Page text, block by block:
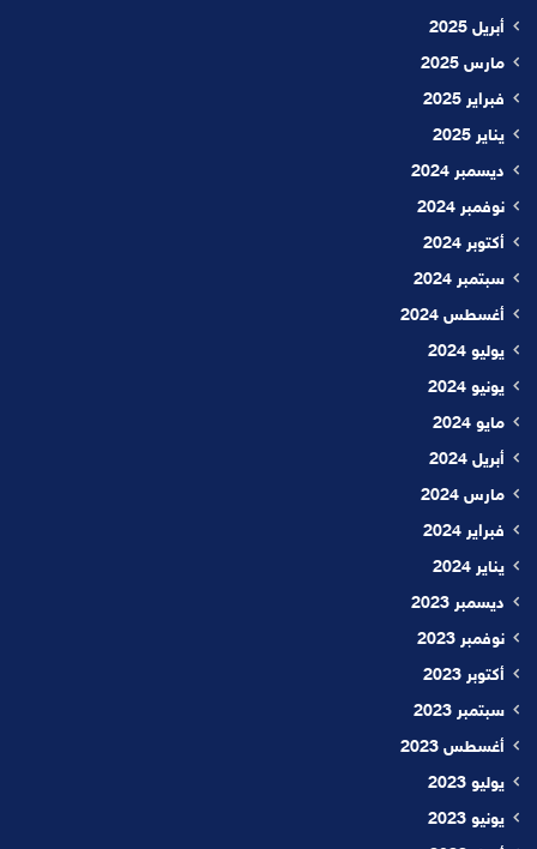
أبريل 2025
مارس 2025
فبراير 2025
يناير 2025
ديسمبر 2024
نوفمبر 2024
أكتوبر 2024
سبتمبر 2024
أغسطس 2024
يوليو 2024
يونيو 2024
مايو 2024
أبريل 2024
مارس 2024
فبراير 2024
يناير 2024
ديسمبر 2023
نوفمبر 2023
أكتوبر 2023
سبتمبر 2023
أغسطس 2023
يوليو 2023
يونيو 2023